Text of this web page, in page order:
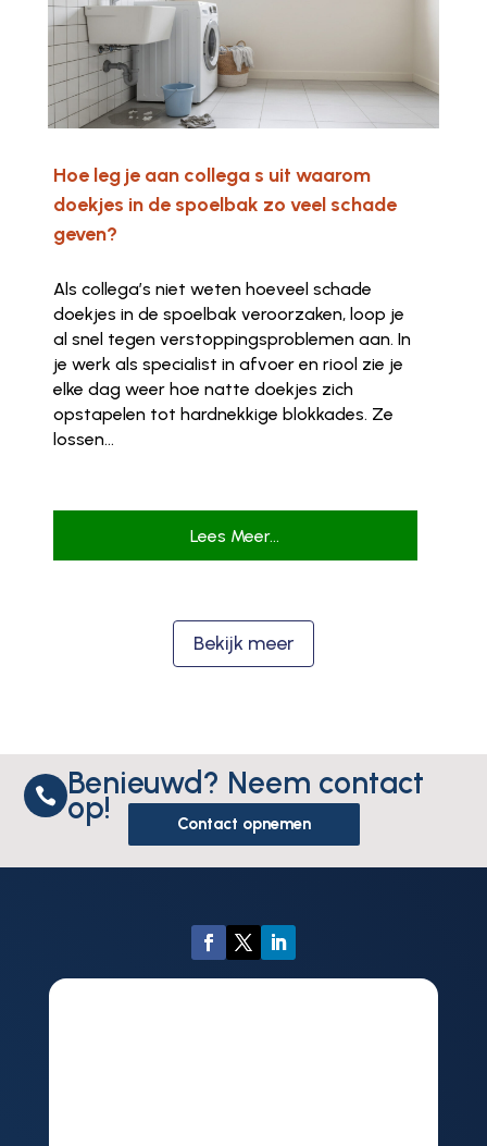
Hoe leg je aan collega s uit waarom
doekjes in de spoelbak zo veel schade
geven?
Als collega’s niet weten hoeveel schade
doekjes in de spoelbak veroorzaken, loop je
al snel tegen verstoppingsproblemen aan. In
je werk als specialist in afvoer en riool zie je
elke dag weer hoe natte doekjes zich
opstapelen tot hardnekkige blokkades. Ze
lossen...
Lees Meer...
Bekijk meer
 Benieuwd? Neem contact
op! Contact opnemen